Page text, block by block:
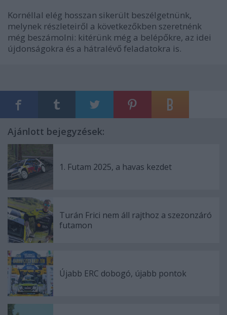
Kornéllal elég hosszan sikerült beszélgetnünk,
melynek részleteiről a következőkben szeretnénk
még beszámolni: kitérünk még a belépőkre, az idei
újdonságokra és a hátralévő feladatokra is.
Ajánlott bejegyzések:
1. Futam 2025, a havas kezdet
Turán Frici nem áll rajthoz a szezonzáró
futamon
Újabb ERC dobogó, újabb pontok